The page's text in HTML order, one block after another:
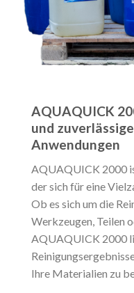
AQUAQUICK
und
Anwendungen
AQUAQUICK 2000
der sich für eine
Ob es sich um die
Werkzeugen, Teilen
AQUAQUICK 2000
Ihre Materialien zu